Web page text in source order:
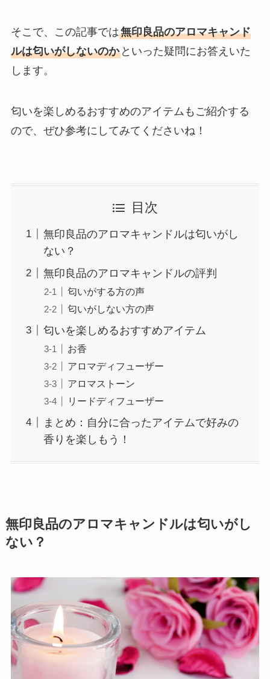
そこで、この記事では無印良品のアロマキャンド
ルは匂いがしないのかといった疑問にお答えいた
します。
匂いを楽しめるおすすめのアイテムもご紹介する
ので、ぜひ参考にしてみてくださいね！
目次
無印良品のアロマキャンドルは匂いがし
ない？
無印良品のアロマキャンドルの評判
匂いがする方の声
匂いがしない方の声
匂いを楽しめるおすすめアイテム
お香
アロマディフューザー
アロマストーン
リードディフューザー
まとめ：自分に合ったアイテムで好みの
香りを楽しもう！
無印良品のアロマキャンドルは匂いがし
ない？